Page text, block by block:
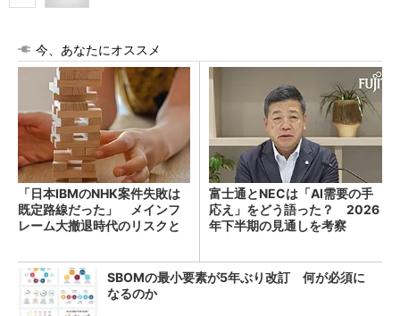
今、あなたにオススメ
「日本IBMのNHK案件失敗は
既定路線だった」 メインフ
レーム大撤退時代のリスクと
富士通とNECは「AI需要の手
応え」をどう語った？ 2026
年下半期の見通しを考察
SBOMの最小要素が5年ぶり改訂 何が必須に
なるのか